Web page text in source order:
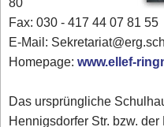
Fax: 030 - 417 44 07 81 55
E-Mail:
Homepage:www.ellef-
Das ursprüngliche
Hennigsdorfer Str. bzw.